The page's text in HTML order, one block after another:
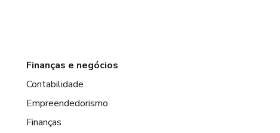
Finanças e negócios
Contabilidade
Empreendedorismo
Finanças